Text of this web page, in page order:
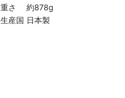
重さ
約878g
生産国 日本製